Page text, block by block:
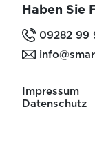
Haben Sie
09282 99
Impressum
Datenschutz